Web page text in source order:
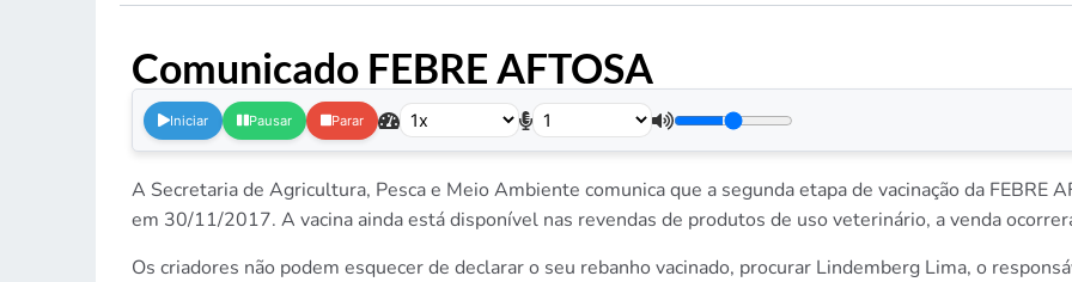
Comunicado FEBRE AFTOSA.
Iniciar Pausar Parar
A Secretaria de Agricultura, Pesca e Meio Ambiente comunica que a segunda etapa de vacinação da
em 30/11/2017. A vacina ainda está disponível nas revendas de produtos de uso veterinário, a venda
Os criadores não podem esquecer de declarar o seu rebanho vacinado, procurar Lindemberg Lima, o